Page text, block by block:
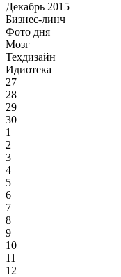
Декабрь 2015
Бизнес-линч
Фото дня
Мозг
Техдизайн
Идиотека
27
28
29
30
1
2
3
4
5
6
7
8
9
10
11
12